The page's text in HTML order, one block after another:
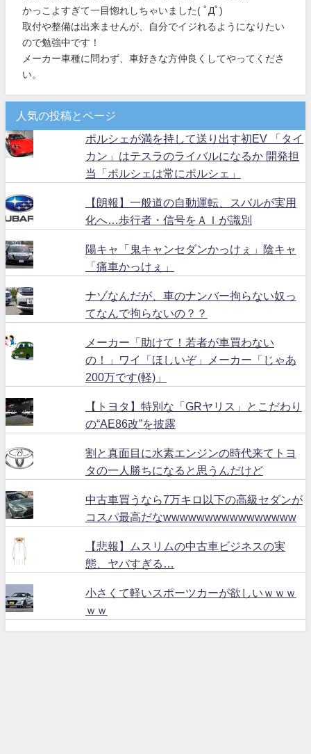
かっこよすぎて一目惚れしちゃいました( ﾟДﾟ)
取付や整備は出来ませんが、自分でイジれるようになりたい
ので勉強中です！
メーカー車種に問わず、車好きな方仲良くしてやってくださ
い。
人気の投稿とページ
ポルシェが満を持して送り出す初EV 「タイ
カン」はテスラのライバルになるか 開発担
当「ポルシェは常にポルシェ」
【朗報】一般道の自動運転、スバルが実用
化へ…歩行者・信号をＡＩが識別
陽キャ「鬼キャンセダンかっけぇ」陰キャ
「痛車かっけぇ」
ナゾなんだが、車のナンバー拘らない奴っ
てなんで拘らないの？？
メーカー「助けて！若者が車買わない
の！」ワイ「ほしいぞ」メーカー「じゃあ
200万です(軽)」
【トヨタ】特別な「GRヤリス」とこだわり
の“AE86改”を披露
割と真面目に水素エンジンの時代来てトヨ
タの一人勝ちになると思うんだけど
中古車買うなら7万キロ以下の高級セダンが
コスパ最高だなwwwwwwwwwwwwwwww
【悲報】ムスリムの中古車ビジネスの実
態、ヤバすぎる…
小さくて軽いスポーツカーが欲しいｗｗｗ
ｗｗ